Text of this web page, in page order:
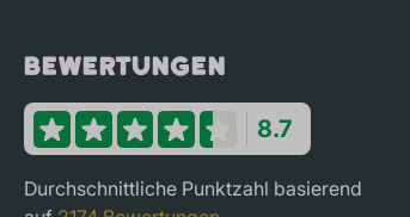
Bewertungen
8.7
Durchschnittliche Punktzahl basierend